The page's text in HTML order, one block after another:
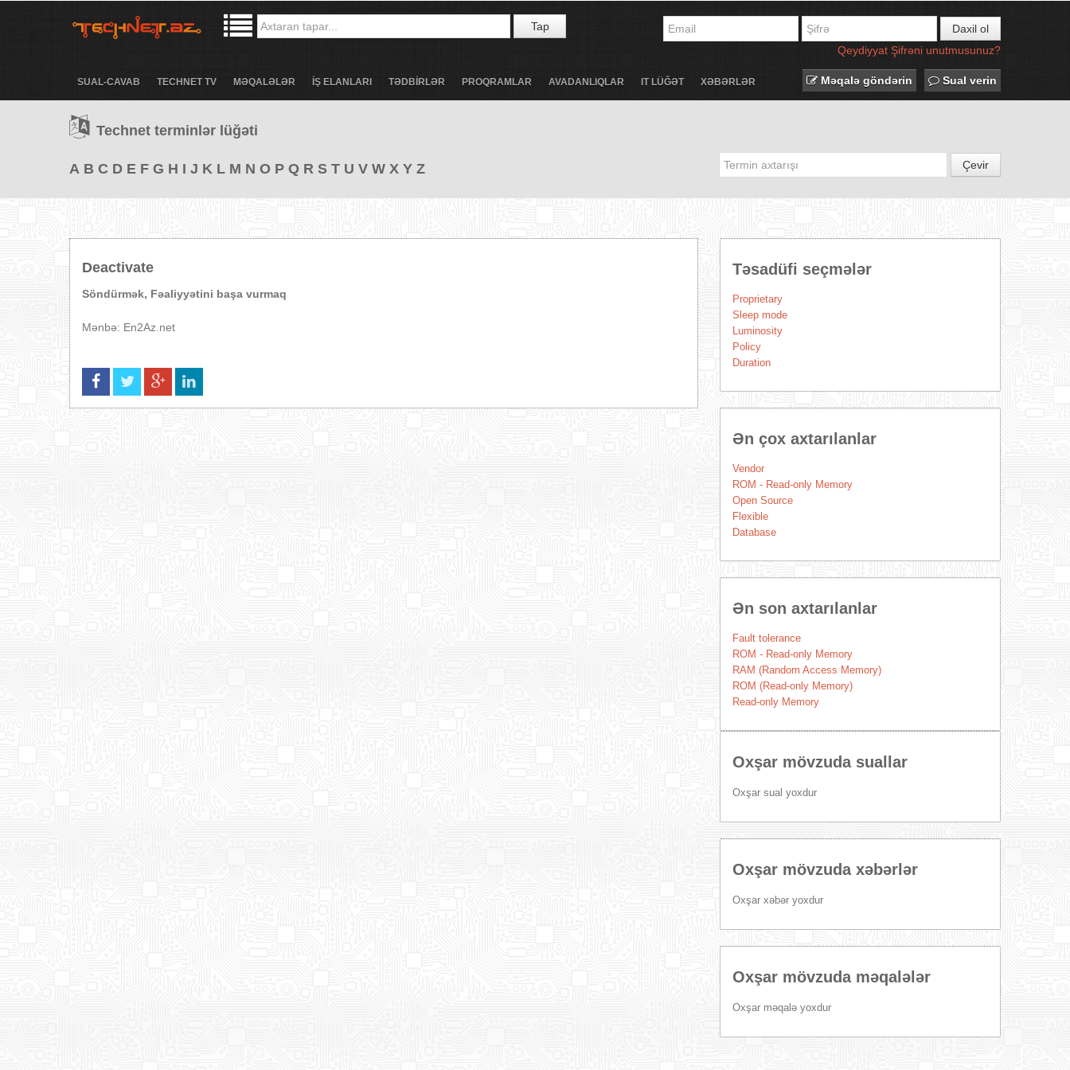
Tap
Daxil ol
Qeydiyyat Şifrəni unutmusunuz?
SUAL-CAVAB TECHNET TV MƏQALƏLƏR İŞ ELANLARI TƏDBİRLƏR PROQRAMLAR AVADANLIQLAR IT LÜĞƏT XƏBƏRLƏR Məqalə göndərin Sual verin
Technet terminlər lüğəti
A B C D E F G H I J K L M N O P Q R S T U V W X Y Z Çevir
Deactivate
Söndürmək, Fəaliyyətini başa vurmaq
Mənbə: En2Az.net
Təsadüfi seçmələr
Proprietary
Sleep mode
Luminosity
Policy
Duration
Ən çox axtarılanlar
Vendor
ROM - Read-only Memory
Open Source
Flexible
Database
Ən son axtarılanlar
Fault tolerance
ROM - Read-only Memory
RAM (Random Access Memory)
ROM (Read-only Memory)
Read-only Memory
Oxşar mövzuda suallar
Oxşar sual yoxdur
Oxşar mövzuda xəbərlər
Oxşar xəbər yoxdur
Oxşar mövzuda məqalələr
Oxşar məqalə yoxdur